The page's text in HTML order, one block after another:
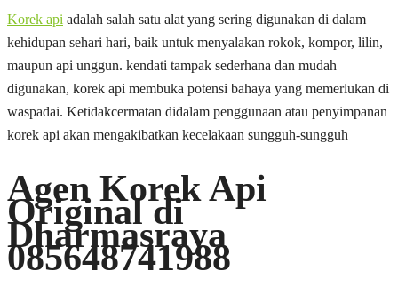
Korek api adalah salah satu alat yang sering digunakan di dalam
kehidupan sehari hari, baik untuk menyalakan rokok, kompor, lilin,
maupun api unggun. kendati tampak sederhana dan mudah
digunakan, korek api membuka potensi bahaya yang memerlukan di
waspadai. Ketidakcermatan didalam penggunaan atau penyimpanan
korek api akan mengakibatkan kecelakaan sungguh-sungguh
Agen Korek Api
Original di
Dharmasraya
085648741988